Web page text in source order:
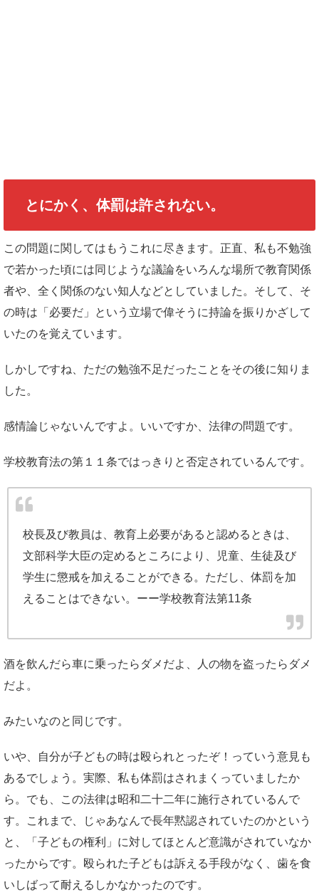
とにかく、体罰は許されない。
この問題に関してはもうこれに尽きます。正直、私も不勉強
で若かった頃には同じような議論をいろんな場所で教育関係
者や、全く関係のない知人などとしていました。そして、そ
の時は「必要だ」という立場で偉そうに持論を振りかざして
いたのを覚えています。
しかしですね、ただの勉強不足だったことをその後に知りま
した。
感情論じゃないんですよ。いいですか、法律の問題です。
学校教育法の第１１条ではっきりと否定されているんです。
校長及び教員は、教育上必要があると認めるときは、
文部科学大臣の定めるところにより、児童、生徒及び
学生に懲戒を加えることができる。ただし、体罰を加
えることはできない。 ーー学校教育法第11条
酒を飲んだら車に乗ったらダメだよ、人の物を盗ったらダメ
だよ。
みたいなのと同じです。
いや、自分が子どもの時は殴られとったぞ！っていう意見も
あるでしょう。実際、私も体罰はされまくっていましたか
ら。でも、この法律は昭和二十二年に施行されているんで
す。これまで、じゃあなんで長年黙認されていたのかという
と、「子どもの権利」に対してほとんど意識がされていなか
ったからです。殴られた子どもは訴える手段がなく、歯を食
いしばって耐えるしかなかったのです。